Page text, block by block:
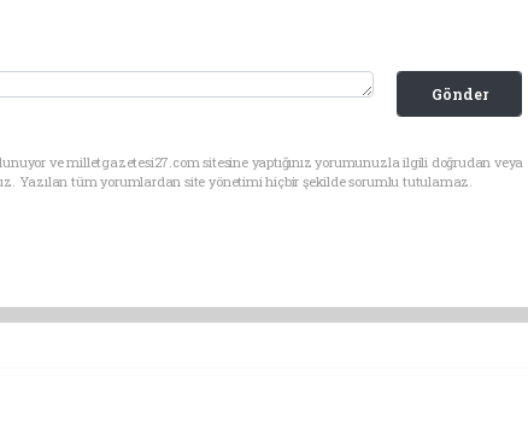
Gönder
ve milletgazetesi27.com sitesine yaptığınız yorumunuzla ilgili doğrudan veya
Yazılan tüm yorumlardan site yönetimi hiçbir şekilde sorumlu tutulamaz.